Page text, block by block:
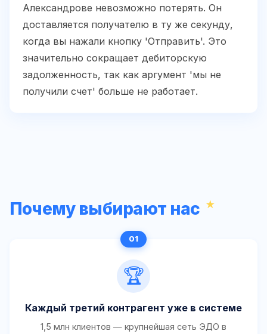
Александрове невозможно потерять. Он
доставляется получателю в ту же секунду,
когда вы нажали кнопку 'Отправить'. Это
значительно сокращает дебиторскую
задолженность, так как аргумент 'мы не
получили счет' больше не работает.
Почему выбирают нас
🏆
Каждый третий контрагент уже в системе
1,5 млн клиентов — крупнейшая сеть ЭДО в